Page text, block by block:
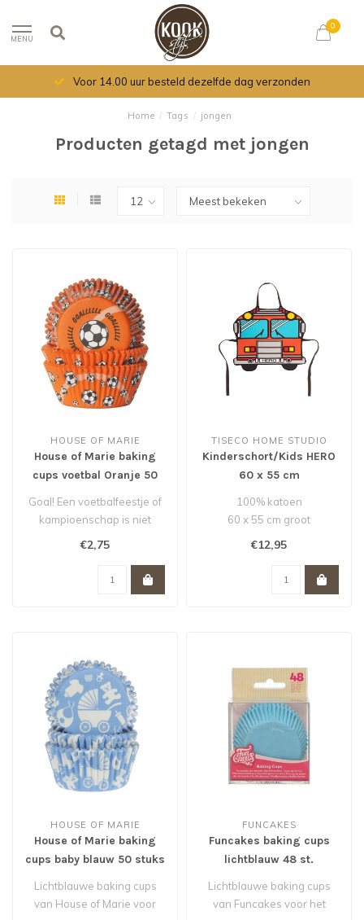
MENU
0
Voor 14.00 uur besteld dezelfde dag verzonden
Home / Tags / jongen
Producten getagd met jongen
HOUSE OF MARIE
House of Marie baking
cups voetbal Oranje 50
stuks
Goal! Een voetbalfeestje of
kampioenschap is niet
compleet zonder deze
€2,75
TISECO HOME STUDIO
Kinderschort/Kids HERO
60 x 55 cm
100% katoen
60 x 55 cm groot
€12,95
HOUSE OF MARIE
House of Marie baking
cups baby blauw 50 stuks
Lichtblauwe baking cups
van House of Marie voor
FUNCAKES
Funcakes baking cups
lichtblauw 48 st.
Lichtblauwe baking cups
van Funcakes voor het